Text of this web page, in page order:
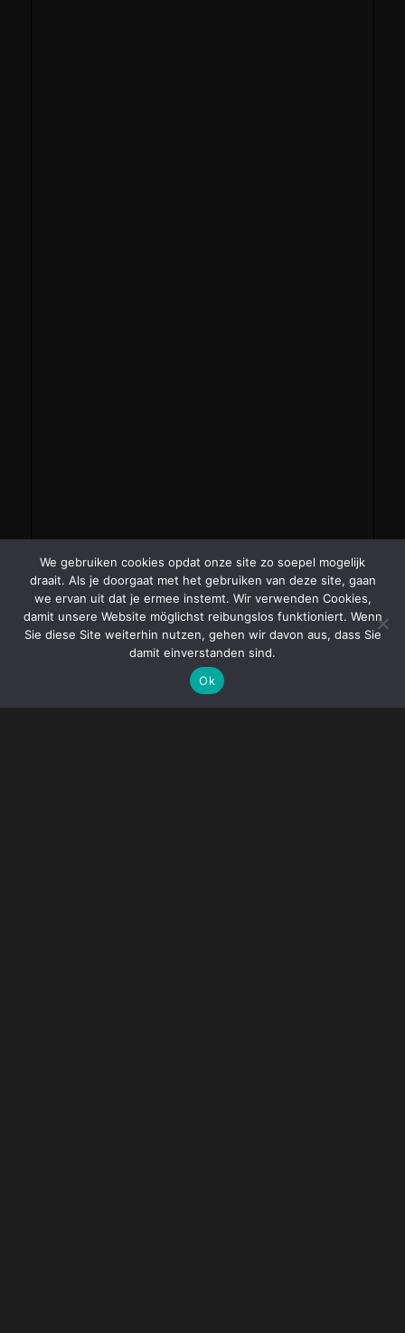
We gebruiken cookies opdat onze site zo soepel mogelijk
draait. Als je doorgaat met het gebruiken van deze site, gaan
we ervan uit dat je ermee instemt. Wir verwenden Cookies,
damit unsere Website möglichst reibungslos funktioniert. Wenn
Sie diese Site weiterhin nutzen, gehen wir davon aus, dass Sie
damit einverstanden sind.
Ok